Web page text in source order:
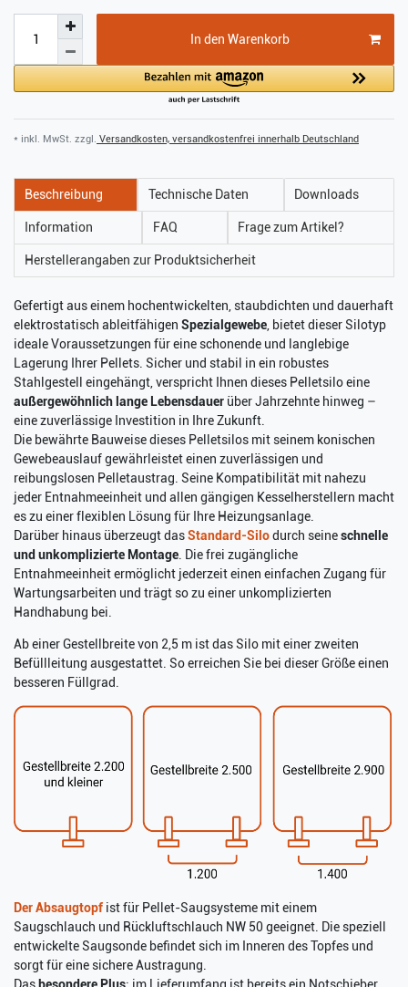
In den Warenkorb
* inkl. MwSt. zzgl. Versandkosten, versandkostenfrei innerhalb Deutschland
Beschreibung Technische Daten Downloads
Information FAQ Frage zum Artikel?
Herstellerangaben zur Produktsicherheit
Gefertigt aus einem hochentwickelten, staubdichten und dauerhaft
elektrostatisch ableitfähigen Spezialgewebe, bietet dieser Silotyp
ideale Voraussetzungen für eine schonende und langlebige
Lagerung Ihrer Pellets. Sicher und stabil in ein robustes
Stahlgestell eingehängt, verspricht Ihnen dieses Pelletsilo eine
außergewöhnlich lange Lebensdauer über Jahrzehnte hinweg –
eine zuverlässige Investition in Ihre Zukunft.
Die bewährte Bauweise dieses Pelletsilos mit seinem konischen
Gewebeauslauf gewährleistet einen zuverlässigen und
reibungslosen Pelletaustrag. Seine Kompatibilität mit nahezu
jeder Entnahmeeinheit und allen gängigen Kesselherstellern macht
es zu einer flexiblen Lösung für Ihre Heizungsanlage.
Darüber hinaus überzeugt dasStandard-Silodurch seineschnelle
und unkomplizierte Montage. Die frei zugängliche
Entnahmeeinheit ermöglicht jederzeit einen einfachen Zugang für
Wartungsarbeiten und trägt so zu einer unkomplizierten
Handhabung bei.
Ab einer Gestellbreite von 2,5 m ist das Silo mit einer zweiten
Befüllleitung ausgestattet. So erreichen Sie bei dieser Größe einen
besseren Füllgrad.
Der Absaugtopf ist für Pellet-Saugsysteme mit einem
Saugschlauch und Rückluftschlauch NW 50 geeignet. Die speziell
entwickelte Saugsonde befindet sich im Inneren des Topfes und
sorgt für eine sichere Austragung.